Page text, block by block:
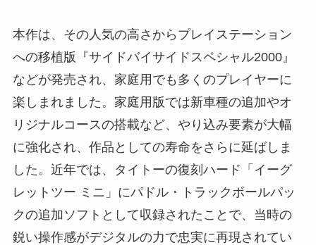
本作は、その人気の高さからプレイステーション
への移植版『サイドバイサイドスペシャル2000』
などが発売され、家庭用でも多くのプレイヤーに
楽しまれました。家庭用版では新車種の追加やオ
リジナルコースの搭載など、やり込み要素が大幅
に強化され、作品としての寿命をさらに延ばしま
した。近年では、タイトーの復刻ハード「イーグ
レットツー ミニ」にパドル・トラックボールパッ
クの追加ソフトとして収録されたことで、当時の
鋭い操作感がデジタルの力で忠実に再現されてい